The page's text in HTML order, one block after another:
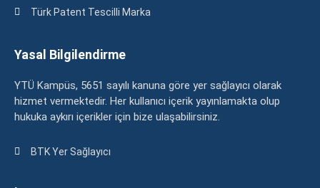
Türk Patent Tescilli Marka
Yasal Bilgilendirme
YTÜ Kampüs, 5651 sayılı kanuna göre yer sağlayıcı olarak
hizmet vermektedir. Her kullanıcı içerik yayınlamakta olup
hukuka aykırı içerikler için bize ulaşabilirsiniz.
BTK Yer Sağlayıcı